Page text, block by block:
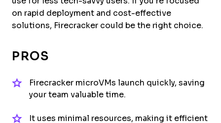
on rapid deployment and cost-effective
solutions, Firecracker could be the right choice.
PROS
Firecracker microVMs launch quickly, saving
your team valuable time.
It uses minimal resources, making it efficient